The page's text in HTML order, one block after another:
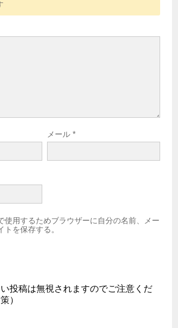
メール *
使用するためブラウザーに自分の名前、メー
トを保存する。
投稿は無視されますのでご注意くだ
）